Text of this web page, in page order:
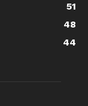
51
48
44